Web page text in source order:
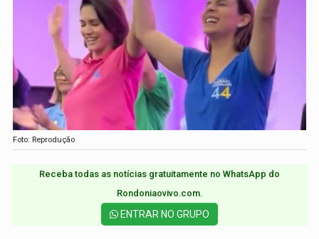
Foto: Reprodução
Receba todas as notícias gratuitamente no WhatsApp do
Rondoniaovivo.com.​
ENTRAR NO GRUPO